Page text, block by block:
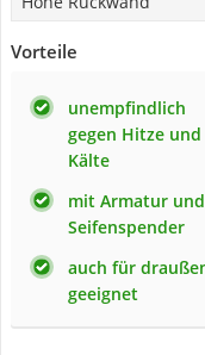
Vorteile
unempfindlich
gegen Hitze und
Kälte
mit Armatur und
Seifenspender
auch für
geeignet